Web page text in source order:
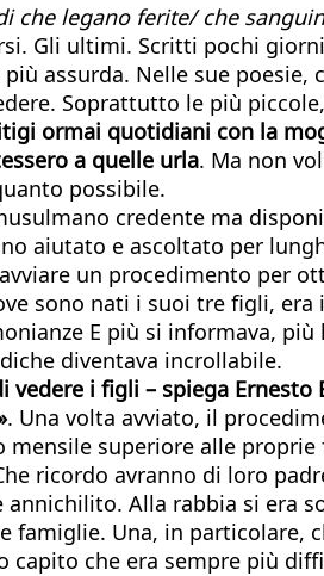
legano ferite/ che
Gli ultimi. Scritti pochi
assurda. Nelle sue
Soprattutto le più
ormai quotidiani con la
a quelle urla. Ma non
possibile.
credente ma
aiutato e ascoltato per
un procedimento per
sono nati i suoi tre figli,
E più si informava,
diventava incrollabile.
i figli – spiega
. Una volta avviato, il
superiore alle
ricordo avranno di loro
Alla rabbia si era
Una, in particolare,
che era sempre più